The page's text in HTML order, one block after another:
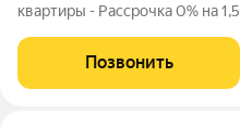
квартиры - Рассрочка 0% на
7% на 7 лет - Семейная
Ипотека для всех на весь
Позвонить